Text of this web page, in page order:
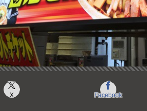
X Facebook